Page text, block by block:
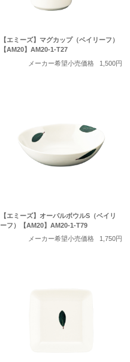
【エミーズ】マグカップ（ベイリーフ）
【AM20】AM20-1-T27
メーカー希望小売価格
1,500円
【エミーズ】オーバルボウルS（ベイリ
ーフ）【AM20】AM20-1-T79
メーカー希望小売価格
1,750円